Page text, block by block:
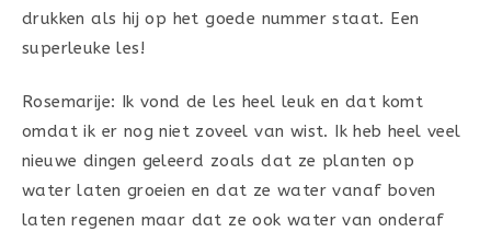
drukken als hij op het goede nummer staat. Een
superleuke les!
Rosemarije: Ik vond de les heel leuk en dat komt
omdat ik er nog niet zoveel van wist. Ik heb heel veel
nieuwe dingen geleerd zoals dat ze planten op
water laten groeien en dat ze water vanaf boven
laten regenen maar dat ze ook water van onderaf